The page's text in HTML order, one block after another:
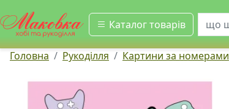
Каталог товарів
шукати
Головна Рукоділля Картини за номерами